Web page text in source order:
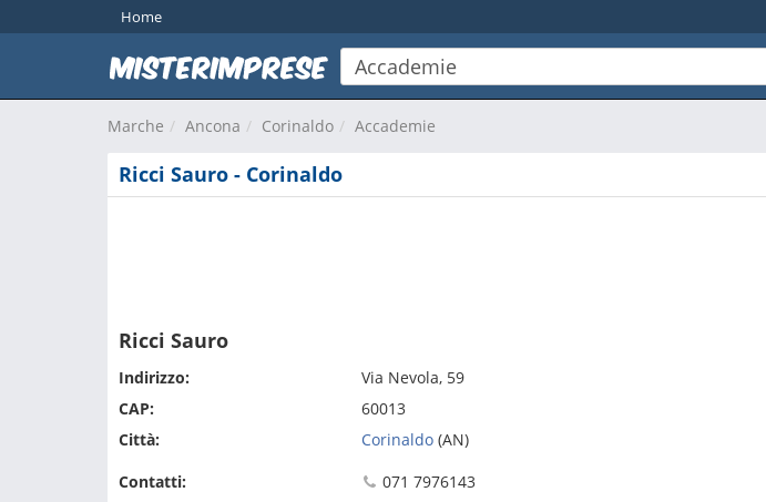
Home
Marche Ancona Corinaldo Accademie
Ricci Sauro - Corinaldo
Ricci Sauro
Indirizzo:
Via Nevola, 59
CAP:
60013
Città:
Corinaldo(AN)
Contatti:
071 7976143